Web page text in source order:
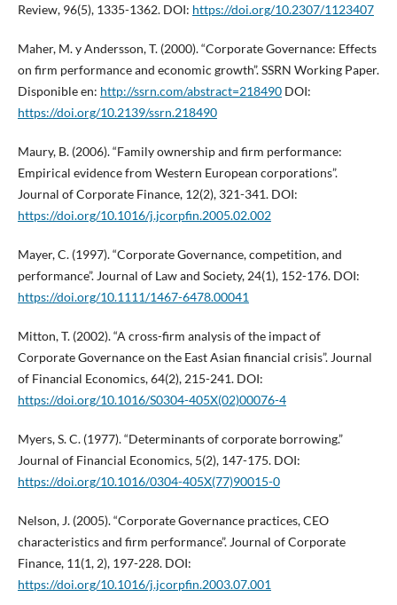
Review, 96(5), 1335-1362. DOI: https://doi.org/10.2307/1123407
Maher, M. y Andersson, T. (2000). “Corporate Governance: Effects
on firm performance and economic growth”. SSRN Working Paper.
Disponible en: http://ssrn.com/abstract=218490DOI:
https://doi.org/10.2139/ssrn.218490
Maury, B. (2006). “Family ownership and firm performance:
Empirical evidence from Western European corporations”.
Journal of Corporate Finance, 12(2), 321-341. DOI:
https://doi.org/10.1016/j.jcorpfin.2005.02.002
Mayer, C. (1997). “Corporate Governance, competition, and
performance”. Journal of Law and Society, 24(1), 152-176. DOI:
https://doi.org/10.1111/1467-6478.00041
Mitton, T. (2002). “A cross-firm analysis of the impact of
Corporate Governance on the East Asian financial crisis”. Journal
of Financial Economics, 64(2), 215-241. DOI:
https://doi.org/10.1016/S0304-405X(02)00076-4
Myers, S. C. (1977). “Determinants of corporate borrowing.”
Journal of Financial Economics, 5(2), 147-175. DOI:
https://doi.org/10.1016/0304-405X(77)90015-0
Nelson, J. (2005). “Corporate Governance practices, CEO
characteristics and firm performance”. Journal of Corporate
Finance, 11(1, 2), 197-228. DOI:
https://doi.org/10.1016/j.jcorpfin.2003.07.001